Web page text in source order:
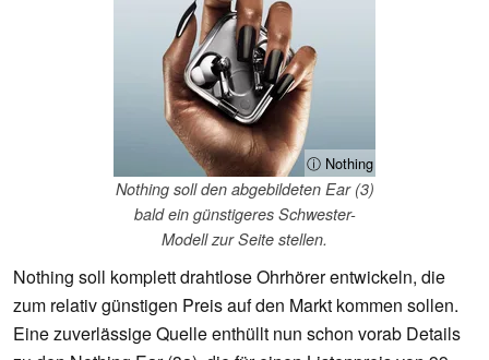
ⓘ Nothing
Nothing soll den abgebildeten Ear (3)
bald ein günstigeres Schwester-
Modell zur Seite stellen.
Nothing soll komplett drahtlose Ohrhörer entwickeln, die
zum relativ günstigen Preis auf den Markt kommen sollen.
Eine zuverlässige Quelle enthüllt nun schon vorab Details